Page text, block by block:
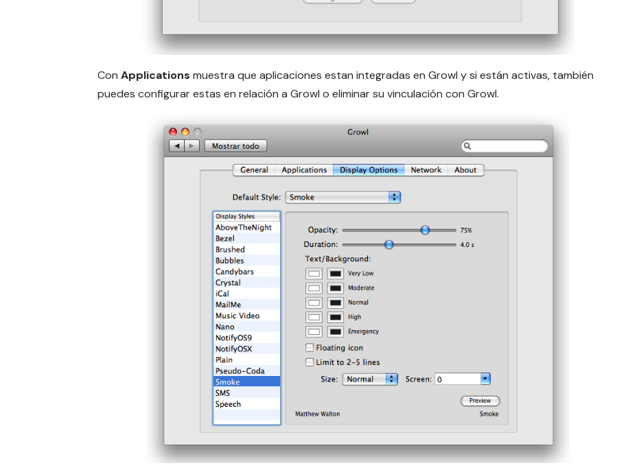
Con Applications muestra que aplicaciones estan integradas en Growl y si están activas, también
puedes configurar estas en relación a Growl o eliminar su vinculación con Growl.